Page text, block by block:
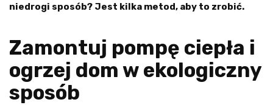
niedrogi sposób? Jest kilka metod, aby to zrobić.
Zamontuj pompę ciepła i
ogrzej dom w ekologiczny
sposób